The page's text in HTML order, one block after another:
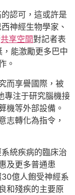
認可，這或許是
神經生物學家、
共享空間對記者表
能激勵更多巴中
。
而享譽國際，被
專注于研究腦機接
機等外部設備。
志轉化為指令，
統疾病的臨床治
及更多普通患
億人飽受神經系
和殘疾的主要原